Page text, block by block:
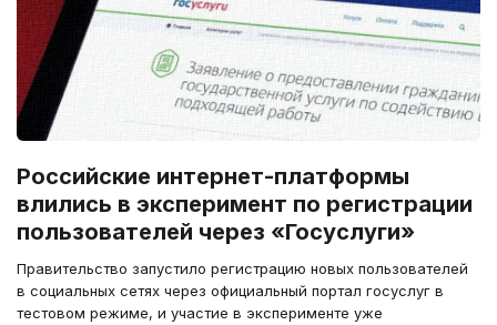
Российские интернет-платформы
влились в эксперимент по регистрации
пользователей через «Госуслуги»
Правительство запустило регистрацию новых пользователей
в социальных сетях через официальный портал госуслуг в
тестовом режиме, и участие в эксперименте уже